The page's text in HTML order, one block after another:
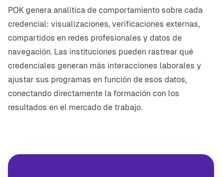
POK genera analítica de comportamiento sobre cada
credencial: visualizaciones, verificaciones externas,
compartidos en redes profesionales y datos de
navegación. Las instituciones pueden rastrear qué
credenciales generan más interacciones laborales y
ajustar sus programas en función de esos datos,
conectando directamente la formación con los
resultados en el mercado de trabajo.